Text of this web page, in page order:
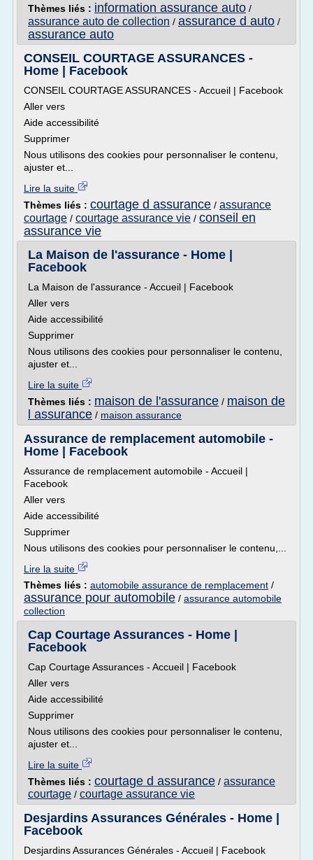
Thèmes liés : information assurance auto /
assurance auto de collection / assurance d auto /
assurance auto
CONSEIL COURTAGE ASSURANCES -
Home | Facebook
CONSEIL COURTAGE ASSURANCES - Accueil | Facebook
Aller vers
Aide accessibilité
Supprimer
Nous utilisons des cookies pour personnaliser le contenu,
ajuster et...
Lire la suite
Thèmes liés : courtage d assurance / assurance
courtage / courtage assurance vie / conseil en
assurance vie
La Maison de l'assurance - Home |
Facebook
La Maison de l'assurance - Accueil | Facebook
Aller vers
Aide accessibilité
Supprimer
Nous utilisons des cookies pour personnaliser le contenu,
ajuster et...
Lire la suite
Thèmes liés : maison de l'assurance / maison de
l assurance / maison assurance
Assurance de remplacement automobile -
Home | Facebook
Assurance de remplacement automobile - Accueil |
Facebook
Aller vers
Aide accessibilité
Supprimer
Nous utilisons des cookies pour personnaliser le contenu,...
Lire la suite
Thèmes liés : automobile assurance de remplacement /
assurance pour automobile / assurance automobile
collection
Cap Courtage Assurances - Home |
Facebook
Cap Courtage Assurances - Accueil | Facebook
Aller vers
Aide accessibilité
Supprimer
Nous utilisons des cookies pour personnaliser le contenu,
ajuster et...
Lire la suite
Thèmes liés : courtage d assurance / assurance
courtage / courtage assurance vie
Desjardins Assurances Générales - Home |
Facebook
Desjardins Assurances Générales - Accueil | Facebook